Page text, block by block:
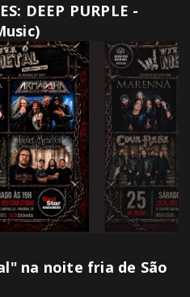
DEEP PURPLE -
na noite fria de São